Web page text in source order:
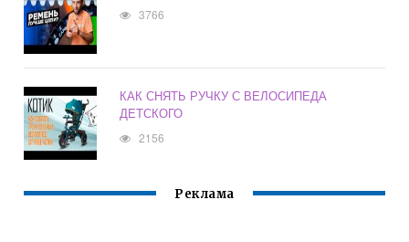
3766
КАК СНЯТЬ РУЧКУ С ВЕЛОСИПЕДА
ДЕТСКОГО
2156
Реклама